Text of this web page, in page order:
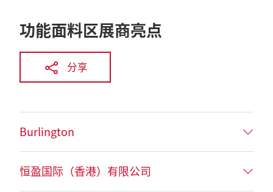
功能面料区展商亮点
分享
Burlington
恒盈国际（香港）有限公司